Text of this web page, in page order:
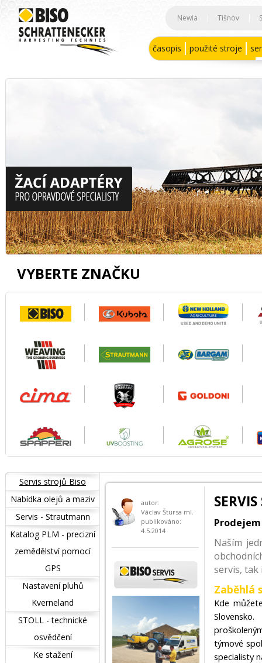
Newia Tišnov
časopis použité stroje
VYBERTE ZNAČKU
autor:
Václav Štursa ml.
publikováno:
4.5.2014
Naším
servis, tak
Zaběhlá
Kde
týmové
specialisty
Servis strojů Biso
Nabídka olejů a maziv
Servis - Strautmann
Katalog PLM - precizní
zemědělství pomocí
GPS
Nastavení pluhů
Kverneland
STOLL - technické
osvědčení
Ke stažení